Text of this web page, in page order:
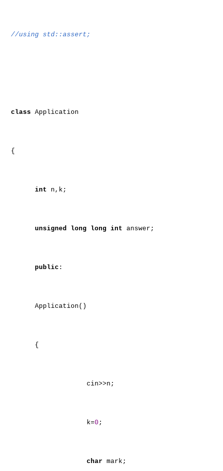
//using std::assert;
class Application
{
int n,k;
unsigned long long int answer;
public :
Application()
{
cin>>n;
k=0 ;
char mark;